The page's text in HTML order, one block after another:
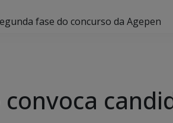
fase do concurso da Agepen